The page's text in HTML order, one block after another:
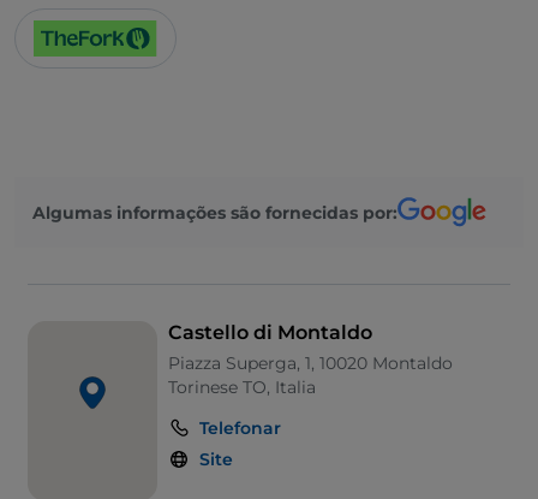
Algumas informações são fornecidas por:
Castello di Montaldo
Piazza Superga, 1, 10020 Montaldo
Torinese TO, Italia
Telefonar
Site